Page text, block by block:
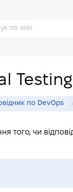
Testing
по DevOps
того, чи